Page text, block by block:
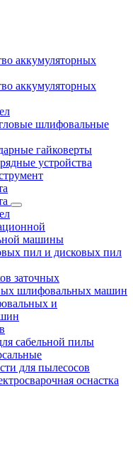
аккумуляторных
аккумуляторных
шлифовальные
гайковерты
устройства
машины
пил и дисковых пил
заточных
шлифовальных машин
и
сабельной пилы
для пылесосов
оснастка